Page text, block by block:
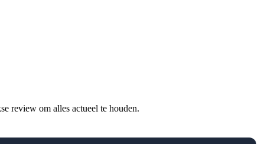
review om alles actueel te houden.